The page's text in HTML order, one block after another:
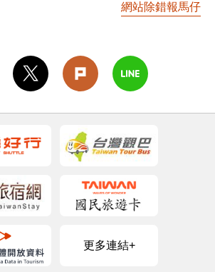
網站除錯報馬仔
更多連結+